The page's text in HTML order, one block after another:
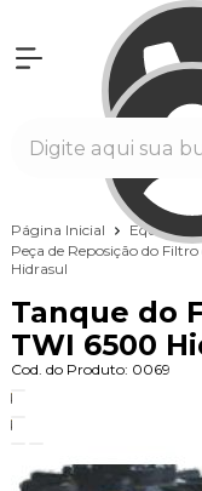
Página Inicial
Peça de Reposição do
Hidrasul
Tanque do
TWI 6500
Cod. do Produto: 0069